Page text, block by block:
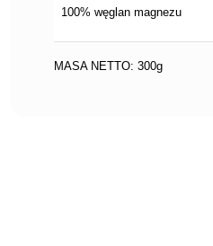
100% węglan magnezu
MASA NETTO: 300g